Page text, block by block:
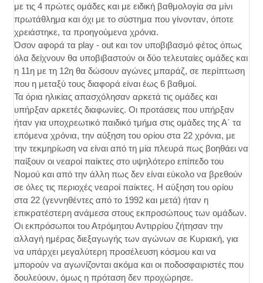
με τις 4 πρώτες ομάδες και με ειδική βαθμολογία σα μίνι
πρωτάθλημα και όχι με το σύστημα που γίνονταν, όποτε
χρειάστηκε, τα προηγούμενα χρόνια.
Όσον αφορά τα play - out και τον υποβιβασμό φέτος όπως
όλα δείχνουν θα υποβιβαστούν οι δύο τελευταίες ομάδες και
η 11η με τη 12η θα δώσουν αγώνες μπαράζ, σε περίπτωση
που η μεταξύ τους διαφορά είναι έως 6 βαθμοί.
Τα όρια ηλικίας απασχόλησαν αρκετά τις ομάδες και
υπήρξαν αρκετές διαφωνίες. Οι προτάσεις που υπήρξαν
ήταν για υποχρεωτικό παιδικό τμήμα στις ομάδες της Α΄ τα
επόμενα χρόνια, την αύξηση του ορίου στα 22 χρόνια, με
την τεκμηρίωση να είναι από τη μία πλευρά πως βοηθάει να
παίξουν οι νεαροί παίκτες στο υψηλότερο επίπεδο του
Νομού και από την άλλη πως δεν είναι εύκολο να βρεθούν
σε όλες τις περιοχές νεαροί παίκτες. Η αύξηση του ορίου
στα 22 (γεννηθέντες από το 1992 και μετά) ήταν η
επικρατέστερη ανάμεσα στους εκπροσώπους των ομάδων.
Οι εκπρόσωποι του Ατρόμητου Αντιρρίου ζήτησαν την
αλλαγή ημέρας διεξαγωγής των αγώνων σε Κυριακή, για
να υπάρχει μεγαλύτερη προσέλευση κόσμου και να
μπορούν να αγωνίζονται ακόμα και οι ποδοσφαιριστές που
δουλεύουν, όμως η πρόταση δεν προχώρησε.